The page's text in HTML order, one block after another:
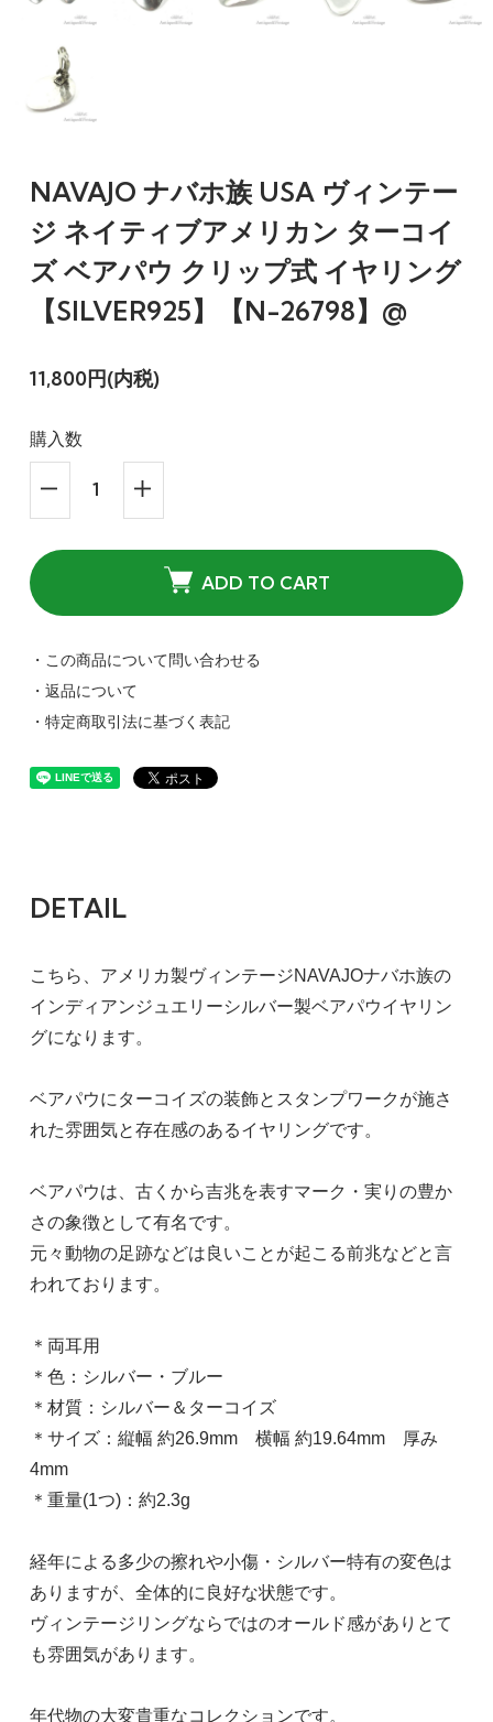
NAVAJO ナバホ族 USA ヴィンテー
ジ ネイティブアメリカン ターコイ
ズ ベアパウ クリップ式 イヤリング
【SILVER925】【N-26798】@
11,800円(内税)
購入数
ADD TO CART
・この商品について問い合わせる
・返品について
・特定商取引法に基づく表記
DETAIL
こちら、アメリカ製ヴィンテージNAVAJOナバホ族の
インディアンジュエリーシルバー製ベアパウイヤリン
グになります。
ベアパウにターコイズの装飾とスタンプワークが施さ
れた雰囲気と存在感のあるイヤリングです。
ベアパウは、古くから吉兆を表すマーク・実りの豊か
さの象徴として有名です。
元々動物の足跡などは良いことが起こる前兆などと言
われております。
＊両耳用
＊色：シルバー・ブルー
＊材質：シルバー＆ターコイズ
＊サイズ：縦幅 約26.9mm 横幅 約19.64mm 厚み
4mm
＊重量(1つ)：約2.3g
経年による多少の擦れや小傷・シルバー特有の変色は
ありますが、全体的に良好な状態です。
ヴィンテージリングならではのオールド感がありとて
も雰囲気があります。
年代物の大変貴重なコレクションです。